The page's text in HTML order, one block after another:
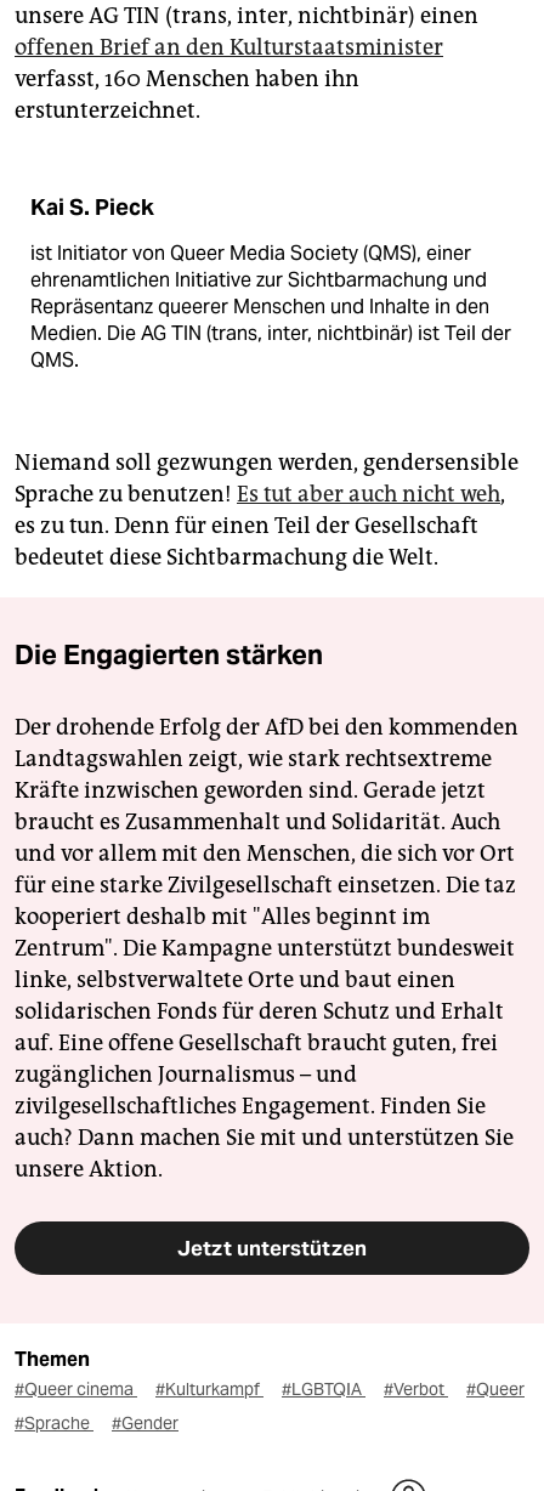
unsere AG TIN (trans, inter, nichtbinär) einen
offenen Brief an den Kulturstaatsminister
verfasst, 160 Menschen haben ihn
erstunterzeichnet.
Kai S. Pieck
ist Initiator von Queer Media Society (QMS), einer
ehren­amtlichen Initiative zur Sichtbar­machung und
Repräsentanz queerer Menschen und Inhalte in den
Medien. Die AG TIN (trans, inter, nichtbinär) ist Teil der
QMS.
Niemand soll gezwungen werden, gendersensible
Sprache zu benutzen! Es tut aber auch nicht weh,
es zu tun. Denn für einen Teil der Gesellschaft
bedeutet diese Sichtbarmachung die Welt.
Die Engagierten stärken
Der drohende Erfolg der AfD bei den kommenden
Landtagswahlen zeigt, wie stark rechtsextreme
Kräfte inzwischen geworden sind. Gerade jetzt
braucht es Zusammenhalt und Solidarität. Auch
und vor allem mit den Menschen, die sich vor Ort
für eine starke Zivilgesellschaft einsetzen. Die taz
kooperiert deshalb mit "Alles beginnt im
Zentrum". Die Kampagne unterstützt bundesweit
linke, selbstverwaltete Orte und baut einen
solidarischen Fonds für deren Schutz und Erhalt
auf. Eine offene Gesellschaft braucht guten, frei
zugänglichen Journalismus – und
zivilgesellschaftliches Engagement. Finden Sie
auch? Dann machen Sie mit und unterstützen Sie
unsere Aktion.
Jetzt unterstützen
Themen
#Queer cinema #Kulturkampf #LGBTQIA #Verbot
#Queer
#Sprache
#Gender